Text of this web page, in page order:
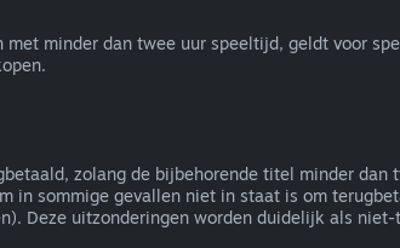
minder dan twee uur speeltijd, geldt voor
zolang de bijbehorende titel minder dan
sommige gevallen niet in staat is om
Deze uitzonderingen worden duidelijk als